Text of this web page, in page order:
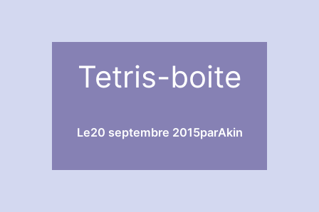
Tetris-boite
Le20 septembre 2015parAkin